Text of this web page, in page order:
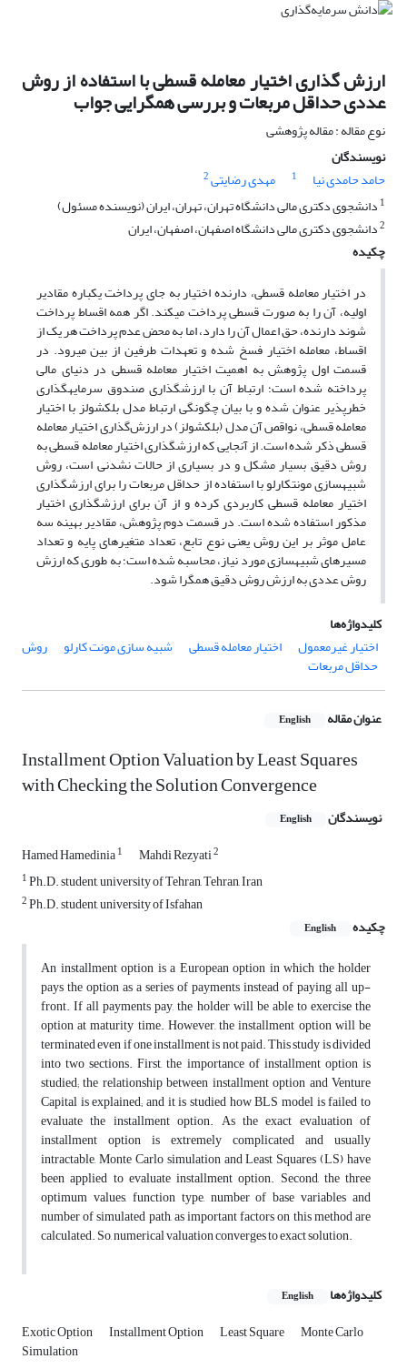
ارزش گذاری اختیار معامله قسطی با استفاده از روش
عددی حداقل مربعات و بررسی همگرایی جواب
نوع مقاله : مقاله پژوهشی
نویسندگان
حامد حامدی نیا
1 مهدی رضایتی2
1 دانشجوی دکتری مالی دانشگاه تهران، تهران، ایران (نویسنده مسئول)
2دانشجوی دکتری مالی دانشگاه اصفهان، اصفهان، ایران
چکیده
در اختیار معامله قسطی، دارنده اختیار به جای پرداخت یکباره مقادیر
اولیه، آن را به صورت قسطی پرداخت می­کند. اگر همه اقساط پرداخت
شوند دارنده، حق اعمال آن را دارد، اما به محض عدم پرداخت هر یک از
اقساط، معامله اختیار فسخ شده و تعهدات طرفین از بین می­رود. در
قسمت اول پژوهش به اهمیت اختیار معامله قسطی در دنیای مالی
پرداخته شده است؛ ارتباط آن با ارزش­گذاری صندوق سرمایه­گذاری
خطرپذیر عنوان شده و با بیان چگونگی ارتباط مدل بلک­شولز با اختیار
معامله قسطی، نواقص آن مدل (بلک­شولز) در ارزش‌گذاری اختیار معامله
قسطی ذکر شده است. از آنجایی که ارزش­گذاری اختیار معامله قسطی به
روش دقیق بسیار مشکل و در بسیاری از حالات نشدنی است، روش
شبیه­سازی مونت­کارلو با استفاده از حداقل مربعات را برای ارزش­گذاری
اختیار معامله قسطی کاربردی کرده و از آن برای ارزش­گذاری اختیار
مذکور استفاده شده است. در قسمت دوم پژوهش، مقادیر بهینه سه
عامل موثر بر این روش یعنی نوع تابع، تعداد متغیرهای پایه و تعداد
مسیرهای شبیه­سازی مورد نیاز، محاسبه شده است؛ به طوری که ارزش
روش عددی به ارزش روش دقیق همگرا شود.
کلیدواژه‌ها
اختیار غیرمعمول
اختیار معامله قسطی شبیه سازی مونت کارلو روش
حداقل مربعات
عنوان مقاله English
Installment Option Valuation by Least Squares
with Checking the Solution Convergence
نویسندگان English
Hamed Hamedinia1 Mahdi Rezyati2
1Ph.D. student, university of Tehran, Tehran, Iran
2Ph.D. student, university of Isfahan
چکیده
English
An installment option is a European option in which the holder
pays the option as a series of payments instead of paying all up-
front. If all payments pay, the holder will be able to exercise the
option at maturity time. However, the installment option will be
terminated even if one installment is not paid. This study is divided
into two sections. First, the importance of installment option is
studied; the relationship between installment option and Venture
Capital is explained; and it is studied how BLS model is failed to
evaluate the installment option. As the exact evaluation of
installment option is extremely complicated and usually
intractable, Monte Carlo simulation and Least Squares (LS) have
been applied to evaluate installment option. Second, the three
optimum values, function type, number of base variables and
number of simulated path, as important factors on this method are
calculated. So, numerical valuation converges to exact solution.
کلیدواژه‌ها English
Exotic Option Installment Option Least Square Monte Carlo
Simulation